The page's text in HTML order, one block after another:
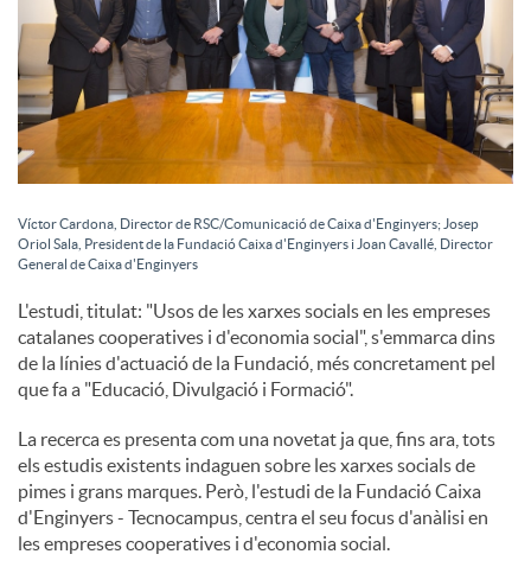
Víctor Cardona, Director de RSC/Comunicació de Caixa d'Enginyers; Josep
Oriol Sala, President de la Fundació Caixa d'Enginyers i Joan Cavallé, Director
General de Caixa d'Enginyers
L'estudi, titulat: "Usos de les xarxes socials en les empreses
catalanes cooperatives i d'economia social", s'emmarca dins
de la línies d'actuació de la Fundació, més concretament pel
que fa a "Educació, Divulgació i Formació".
La recerca es presenta com una novetat ja que, fins ara, tots
els estudis existents indaguen sobre les xarxes socials de
pimes i grans marques. Però, l'estudi de la Fundació Caixa
d'Enginyers - Tecnocampus, centra el seu focus d'anàlisi en
les empreses cooperatives i d'economia social.